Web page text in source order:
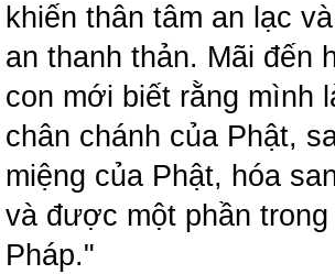
khiến thân tâm an lạc
an thanh thản. Mãi đến
con mới biết rằng mình
chân chánh của Phật,
miệng của Phật, hóa
và được một phần trong
Pháp."